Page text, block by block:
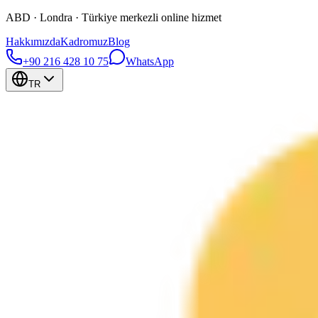
ABD · Londra · Türkiye merkezli online hizmet
HakkımızdaKadromuzBlog
+90 216 428 10 75
WhatsApp
TR